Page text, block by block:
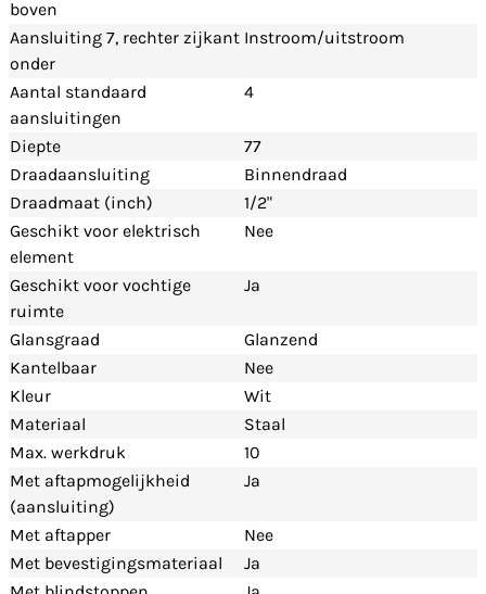
boven
Aansluiting 7, rechter zijkant
onder
Instroom/uitstroom
Aantal standaard
aansluitingen
4
Diepte
77
Draadaansluiting
Binnendraad
Draadmaat (inch)
1/2"
Geschikt voor elektrisch
element
Nee
Geschikt voor vochtige
ruimte
Ja
Glansgraad
Glanzend
Kantelbaar
Nee
Kleur
Wit
Materiaal
Staal
Max. werkdruk
10
Met aftapmogelijkheid
(aansluiting)
Ja
Met aftapper
Nee
Met bevestigingsmateriaal
Ja